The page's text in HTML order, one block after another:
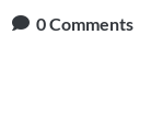
0Comments